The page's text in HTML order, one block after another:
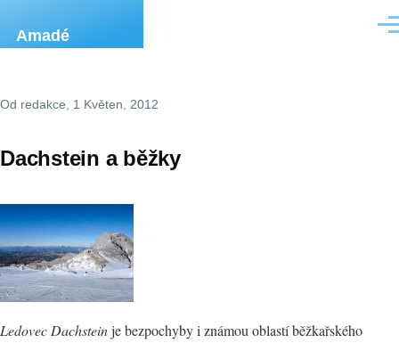
Amadé
Od redakce , 1 Květen, 2012
Dachstein a běžky
Ledovec Dachsteinje bezpochyby i známou oblastí běžkařského